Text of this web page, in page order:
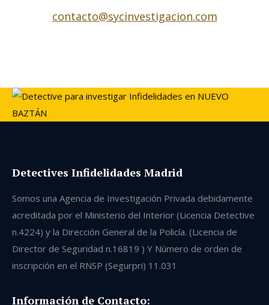
contacto@sycinvestigacion.com
Detectives Infidelidades Madrid
Somos una Agencia de Investigación Privada debidamente
acreditada por el Ministerio del Interior (Licencia Detective
n.4224) y la Dirección General de la Policía. (Licencia de
Director de Seguridad n.16819 ) Y Número de orden de
inscripción en el RNSP (Segurpri) 11.031
Información de Contacto: